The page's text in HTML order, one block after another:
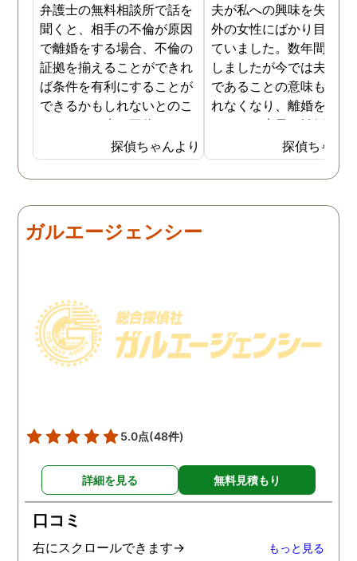
弁護士の無料相談所で話を
聞くと、相手の不倫が原因
で離婚をする場合、不倫の
証拠を揃えることができれ
ば条件を有利にすることが
できるかもしれないとのこ
とでした。夫が不倫をして
いるのは確実なのですが、
私の証言だけでは効力が弱
いようです。弁護士のアド
の証拠を集めてもらうこと
にしました。夫は私への関
とはしょっちゅうです。次
の休みも休日出勤と称して
家を空けているので、この
日に証拠集めをお願いしま
と会い、そのまま夜まで過
間もラブホテルの利用もし
たようで、たった一日で不
倫の証拠を揃えることがで
きました。
探偵ちゃんより
夫が私への興味を失くし
外の女性にばかり目を向
ていました。数年間は我
しましたが今では夫と夫
であることの意味も感じ
れなくなり、離婚を決意
ました。素早く離婚を成
させるためには夫の不倫
証拠を手に入れることが
っ取り早く、探偵に調査
行動パターンを伝え、予
必要な不倫の証拠も手に
れることができました。
探偵ちゃん
ガルエージェンシー
5.0点(48件)
詳細を見る 無料見積もり
口コミ
右にスクロールできます→ もっと見る